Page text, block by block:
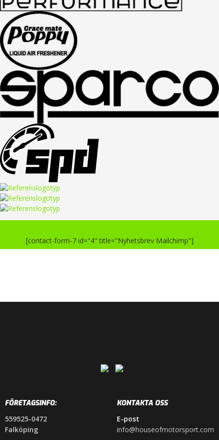
[contact-form-7 id="4" title="Nyhetsbrev Mailchimp"]
FÖRETAGSINFO:
559525-0472
Falköping
KONTAKTA OSS
E-post
info@houseofmotorsport.com